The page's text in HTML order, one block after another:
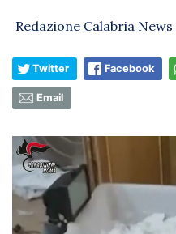
Redazione Calabria News
Twitter Facebook
Email